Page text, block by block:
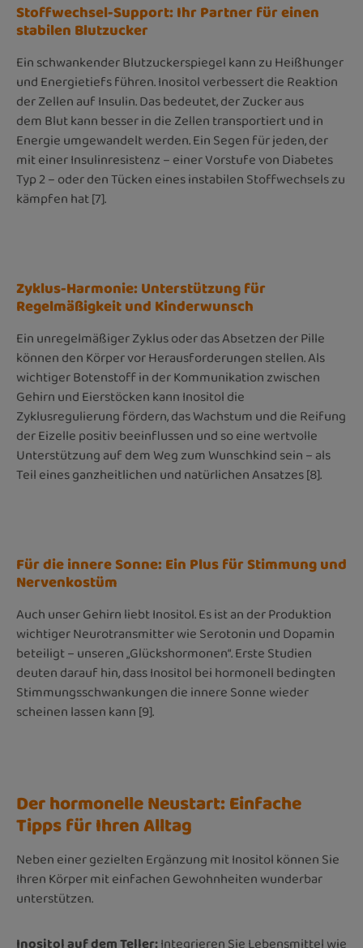
Stoffwechsel-Support: Ihr Partner für einen
stabilen Blutzucker
Ein schwankender Blutzuckerspiegel kann zu Heißhunger
und Energietiefs führen. Inositol verbessert die Reaktion
der Zellen auf Insulin. Das bedeutet, der Zucker aus
dem Blut kann besser in die Zellen transportiert und in
Energie umgewandelt werden. Ein Segen für jeden, der
mit einer Insulinresistenz – einer Vorstufe von Diabetes
Typ 2 – oder den Tücken eines instabilen Stoffwechsels zu
kämpfen hat [7].
Zyklus-Harmonie: Unterstützung für
Regelmäßigkeit und Kinderwunsch
Ein unregelmäßiger Zyklus oder das Absetzen der Pille
können den Körper vor Herausforderungen stellen. Als
wichtiger Botenstoff in der Kommunikation zwischen
Gehirn und Eierstöcken kann Inositol die
Zyklusregulierung fördern, das Wachstum und die Reifung
der Eizelle positiv beeinflussen und so eine wertvolle
Unterstützung auf dem Weg zum Wunschkind sein – als
Teil eines ganzheitlichen und natürlichen Ansatzes [8].
Für die innere Sonne: Ein Plus für Stimmung und
Nervenkostüm
Auch unser Gehirn liebt Inositol. Es ist an der Produktion
wichtiger Neurotransmitter wie Serotonin und Dopamin
beteiligt – unseren „Glückshormonen“. Erste Studien
deuten darauf hin, dass Inositol bei hormonell bedingten
Stimmungsschwankungen die innere Sonne wieder
scheinen lassen kann [9].
Der hormonelle Neustart: Einfache
Tipps für Ihren Alltag
Neben einer gezielten Ergänzung mit Inositol können Sie
Ihren Körper mit einfachen Gewohnheiten wunderbar
unterstützen.